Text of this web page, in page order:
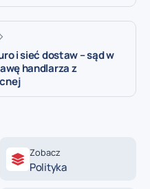
i sieć dostaw – sąd w
handlarza z
Zobacz
Polityka